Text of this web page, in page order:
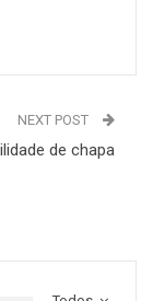
NEXT POST
de chapa